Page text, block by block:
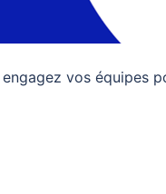
vos équipes